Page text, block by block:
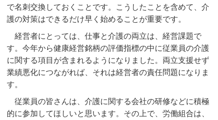
で名刺交換しておくことです。こうしたことを含めて、介
護の対策はできるだけ早く始めることが重要です。
経営者にとっては、仕事と介護の両立は、経営課題で
す。今年から健康経営銘柄の評価指標の中に従業員の介護
に関する項目が含まれるようになりました。両立支援せず
業績悪化につながれば、それは経営者の責任問題になりま
す。
従業員の皆さんは、介護に関する会社の研修などに積極
的に参加してほしいと思います。その上で、労働組合は、